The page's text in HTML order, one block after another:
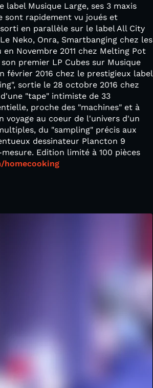
label Musique Large, ses 3 maxis
sont rapidement vu joués et
en parallèle sur le label All City
Neko, Onra, Smartbanging chez les
Novembre 2011 chez Melting Pot
premier LP Cubes sur Musique
février 2016 chez le prestigieux label
sortie le 28 octobre 2016 chez
"tape" intimiste de 33
proche des "machines" et à
au coeur de l'univers d'un
du "sampling" précis aux
dessinateur Plancton 9
Edition limité à 100 pièces
homecooking